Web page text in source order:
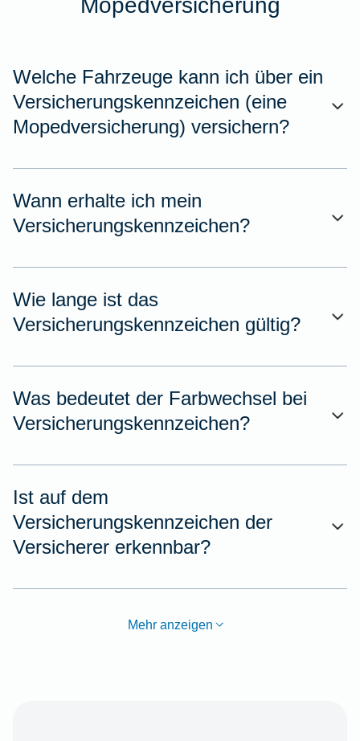
Welche Fahrzeuge kann ich über ein
Versicherungskennzeichen (eine
Mopedversicherung) versichern?
Wann erhalte ich mein
Versicherungskennzeichen?
Wie lange ist das
Versicherungskennzeichen gültig?
Was bedeutet der Farbwechsel bei
Versicherungskennzeichen?
Ist auf dem
Versicherungskennzeichen der
Versicherer erkennbar?
Mehr anzeigen